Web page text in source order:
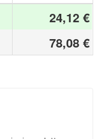
24,12 €
78,08 €